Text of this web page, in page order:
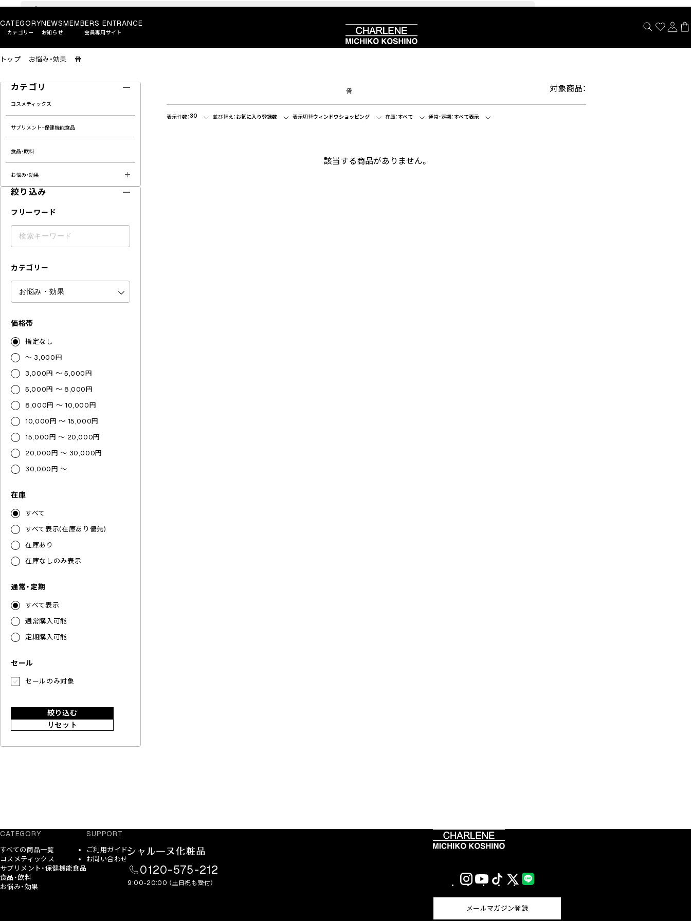
CATEGORY
カテゴリー
NEWS
お知らせ
MEMBERS ENTRANCE
会員専用サイト
トップ お悩み・効果 骨
カテゴリ
コスメティックス
サプリメント・保健機能食品
食品・飲料
お悩み・効果
絞り込み
フリーワード
カテゴリー
価格帯
指定なし
～ 3,000円
3,000円 ～ 5,000円
5,000円 ～ 8,000円
8,000円 ～ 10,000円
10,000円 ～ 15,000円
15,000円 ～ 20,000円
20,000円 ～ 30,000円
30,000円 ～
在庫
すべて
すべて表示(在庫あり優先)
在庫あり
在庫なしのみ表示
通常・定期
すべて表示
通常購入可能
定期購入可能
セール
セールのみ対象
絞り込む
リセット
骨 対象商品：
表示件数：30 並び替え： お気に入り登録数 表示切替ウィンドウショッピング 在庫：すべて 通常・定期：すべて表示
該当する商品がありません。
CATEGORY
すべての商品一覧
コスメティックス
サプリメント・保健機能食品
食品・飲料
お悩み・効果
SUPPORT
ご利用ガイド
お問い合わせ
0120-575-212
9:00-20:00 （土日祝も受付）
InstagramYouTubeTikTok X
(Twitter)
メールマガジン登録